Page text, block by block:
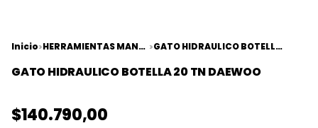
Inicio> HERRAMIENTAS MANUALES > GATO HIDRAULICO BOTELLA 20 TN DAEWOO
GATO HIDRAULICO BOTELLA 20 TN DAEWOO
$140.790,00